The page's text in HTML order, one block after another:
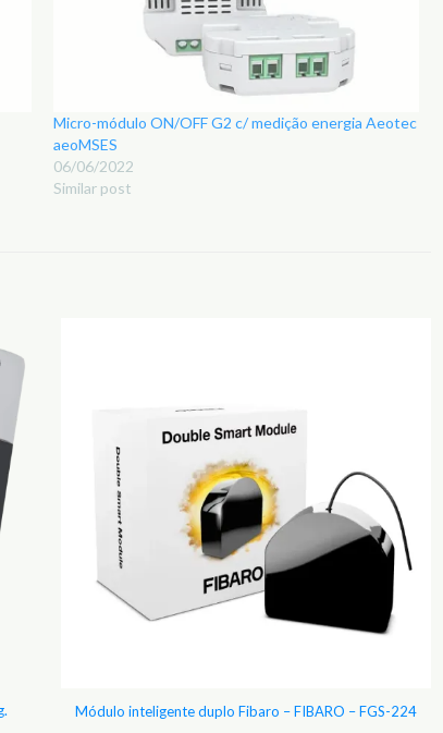
Micro-módulo ON/OFF G2 c/ medição energia Aeotec
aeoMSES
06/06/2022
Similar post
Módulo inteligente duplo Fibaro – FIBARO – FGS-224